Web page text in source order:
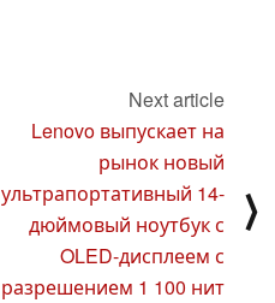
Next article
Lenovo выпускает на
рынок новый
ультрапортативный 14-
дюймовый ноутбук с
OLED-дисплеем с
разрешением 1 100 нит
⟩